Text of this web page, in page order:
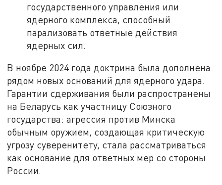
государственного управления или
ядерного комплекса, способный
парализовать ответные действия
ядерных сил.
В ноябре 2024 года доктрина была дополнена
рядом новых оснований для ядерного удара.
Гарантии сдерживания были распространены
на Беларусь как участницу Союзного
государства: агрессия против Минска
обычным оружием, создающая критическую
угрозу суверенитету, стала рассматриваться
как основание для ответных мер со стороны
России.